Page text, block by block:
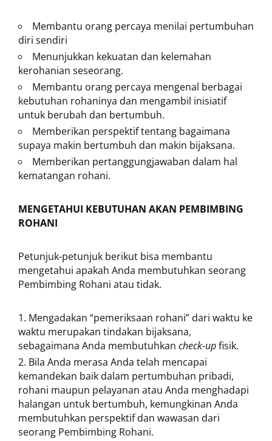
Membantu orang percaya menilai pertumbuhan
diri sendiri
Menunjukkan kekuatan dan kelemahan
kerohanian seseorang.
Membantu orang percaya mengenal berbagai
kebutuhan rohaninya dan mengambil inisiatif
untuk berubah dan bertumbuh.
Memberikan perspektif tentang bagaimana
supaya makin bertumbuh dan makin bijaksana.
Memberikan pertanggungjawaban dalam hal
kematangan rohani.
MENGETAHUI KEBUTUHAN AKAN PEMBIMBING
ROHANI
Petunjuk-petunjuk berikut bisa membantu
mengetahui apakah Anda membutuhkan seorang
Pembimbing Rohani atau tidak.
Mengadakan “pemeriksaan rohani” dari waktu ke
waktu merupakan tindakan bijaksana,
sebagaimana Anda membutuhkan check-upfisik.
Bila Anda merasa Anda telah mencapai
kemandekan baik dalam pertumbuhan pribadi,
rohani maupun pelayanan atau Anda menghadapi
halangan untuk bertumbuh, kemungkinan Anda
membutuhkan perspektif dan wawasan dari
seorang Pembimbing Rohani.